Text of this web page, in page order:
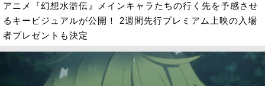
アニメ『幻想水滸伝』メインキャラたちの行く先を予感させ
るキービジュアルが公開！ 2週間先行プレミアム上映の入場
者プレゼントも決定